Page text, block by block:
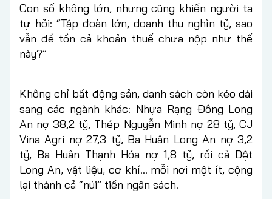
Con số không lớn, nhưng cũng khiến người ta
tự hỏi: “Tập đoàn lớn, doanh thu nghìn tỷ, sao
vẫn để tồn cả khoản thuế chưa nộp như thế
này?”
Không chỉ bất động sản, danh sách còn kéo dài
sang các ngành khác: Nhựa Rạng Đông Long
An nợ 38,2 tỷ, Thép Nguyễn Minh nợ 28 tỷ, CJ
Vina Agri nợ 27,3 tỷ, Ba Huân Long An nợ 3,2
tỷ, Ba Huân Thạnh Hóa nợ 1,8 tỷ, rồi cả Dệt
Long An, vật liệu, cơ khí... mỗi nơi một ít, cộng
lại thành cả “núi” tiền ngân sách.